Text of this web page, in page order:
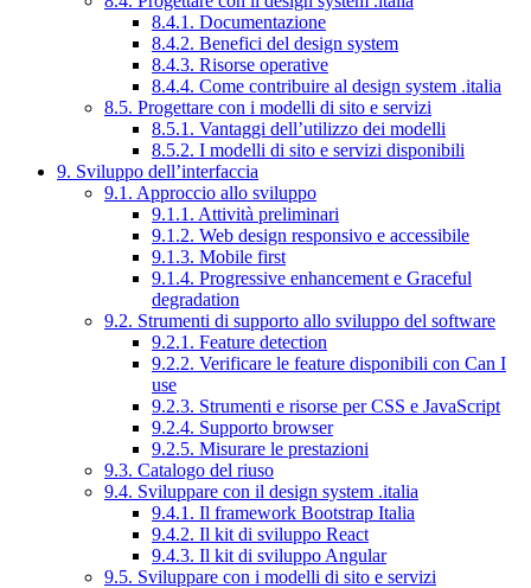
8.4.1. Documentazione
8.4.2. Benefici del design system
8.4.3. Risorse operative
8.4.4. Come contribuire al design system .italia
8.5. Progettare con i modelli di sito e servizi
8.5.1. Vantaggi dell’utilizzo dei modelli
8.5.2. I modelli di sito e servizi disponibili
9. Sviluppo dell’interfaccia
9.1. Approccio allo sviluppo
9.1.1. Attività preliminari
9.1.2. Web design responsivo e accessibile
9.1.3. Mobile first
9.1.4. Progressive enhancement e Graceful
degradation
9.2. Strumenti di supporto allo sviluppo del software
9.2.1. Feature detection
9.2.2. Verificare le feature disponibili con Can I
use
9.2.3. Strumenti e risorse per CSS e JavaScript
9.2.4. Supporto browser
9.2.5. Misurare le prestazioni
9.3. Catalogo del riuso
9.4. Sviluppare con il design system .italia
9.4.1. Il framework Bootstrap Italia
9.4.2. Il kit di sviluppo React
9.4.3. Il kit di sviluppo Angular
9.5. Sviluppare con i modelli di sito e servizi